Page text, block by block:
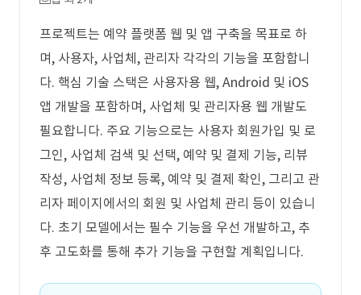
프로젝트는 예약 플랫폼 웹 및 앱 구축을 목표로 하
며, 사용자, 사업체, 관리자 각각의 기능을 포함합니
다. 핵심 기술 스택은 사용자용 웹, Android 및 iOS
앱 개발을 포함하며, 사업체 및 관리자용 웹 개발도
필요합니다. 주요 기능으로는 사용자 회원가입 및 로
그인, 사업체 검색 및 선택, 예약 및 결제 기능, 리뷰
작성, 사업체 정보 등록, 예약 및 결제 확인, 그리고 관
리자 페이지에서의 회원 및 사업체 관리 등이 있습니
다. 초기 모델에서는 필수 기능을 우선 개발하고, 추
후 고도화를 통해 추가 기능을 구현할 계획입니다.